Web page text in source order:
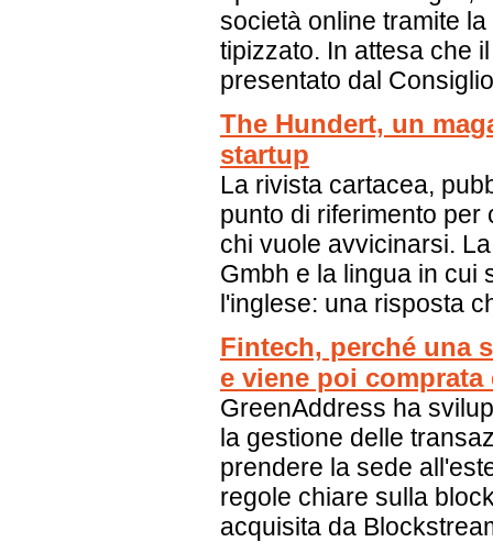
società online tramite
tipizzato. In attesa che
presentato dal
The Hundert, un
startup
La rivista cartacea,
punto di riferimento per
chi vuole avvicinarsi.
Gmbh e la lingua in cui
l'inglese: una risposta
Fintech, perché una
e viene poi
GreenAddress ha
la gestione delle
prendere la sede
regole chiare sulla
acquisita da